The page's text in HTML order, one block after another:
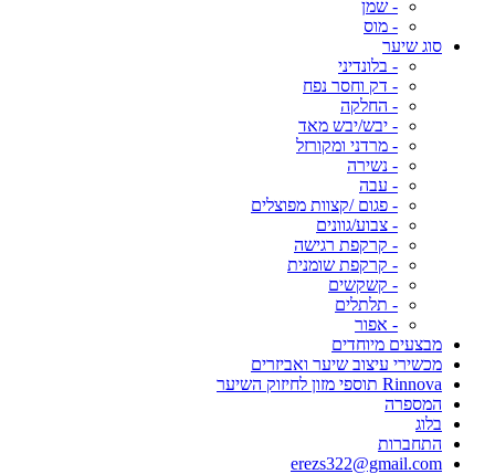
- שמן
- מוס
סוג שיער
- בלונדיני
- דק וחסר נפח
- החלקה
- יבש/יבש מאד
- מרדני ומקורזל
- נשירה
- עבה
- פגום /קצוות מפוצלים
- צבוע/גוונים
- קרקפת רגישה
- קרקפת שומנית
- קשקשים
- תלתלים
- אפור
מבצעים מיוחדים
מכשירי עיצוב שיער ואביזרים
Rinnova תוספי מזון לחיזוק השיער
המספרה
בלוג
התחברות
erezs322@gmail.com